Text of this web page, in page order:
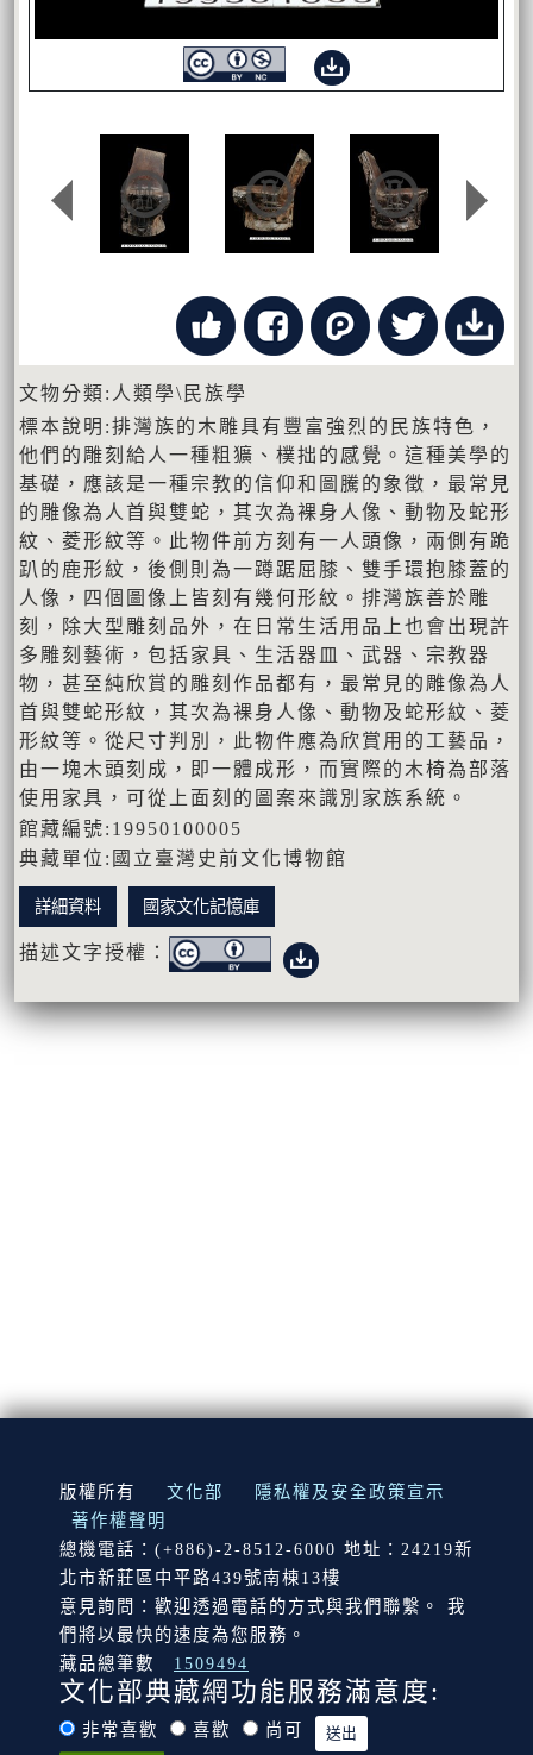
文物分類:人類學\民族學
標本說明:排灣族的木雕具有豐富強烈的民族特色，
他們的雕刻給人一種粗獷、樸拙的感覺。這種美學的
基礎，應該是一種宗教的信仰和圖騰的象徵，最常見
的雕像為人首與雙蛇，其次為裸身人像、動物及蛇形
紋、菱形紋等。此物件前方刻有一人頭像，兩側有跪
趴的鹿形紋，後側則為一蹲踞屈膝、雙手環抱膝蓋的
人像，四個圖像上皆刻有幾何形紋。排灣族善於雕
刻，除大型雕刻品外，在日常生活用品上也會出現許
多雕刻藝術，包括家具、生活器皿、武器、宗教器
物，甚至純欣賞的雕刻作品都有，最常見的雕像為人
首與雙蛇形紋，其次為裸身人像、動物及蛇形紋、菱
形紋等。從尺寸判別，此物件應為欣賞用的工藝品，
由一塊木頭刻成，即一體成形，而實際的木椅為部落
使用家具，可從上面刻的圖案來識別家族系統。
館藏編號:19950100005
典藏單位:國立臺灣史前文化博物館
詳細資料 國家文化記憶庫
描述文字授權：
:::
版權所有 文化部
隱私權及安全政策宣示
著作權聲明
總機電話：(+886)-2-8512-6000 地址：24219新
北市新莊區中平路439號南棟13樓
意見詢問：歡迎透過電話的方式與我們聯繫。 我
們將以最快的速度為您服務。
藏品總筆數
1509494
文化部典藏網功能服務滿意度:
非常喜歡 喜歡 尚可